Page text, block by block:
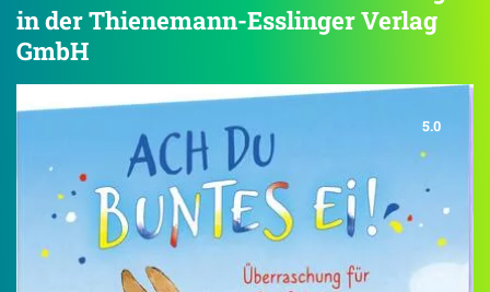
in der Thienemann-Esslinger Verlag
GmbH
5.0